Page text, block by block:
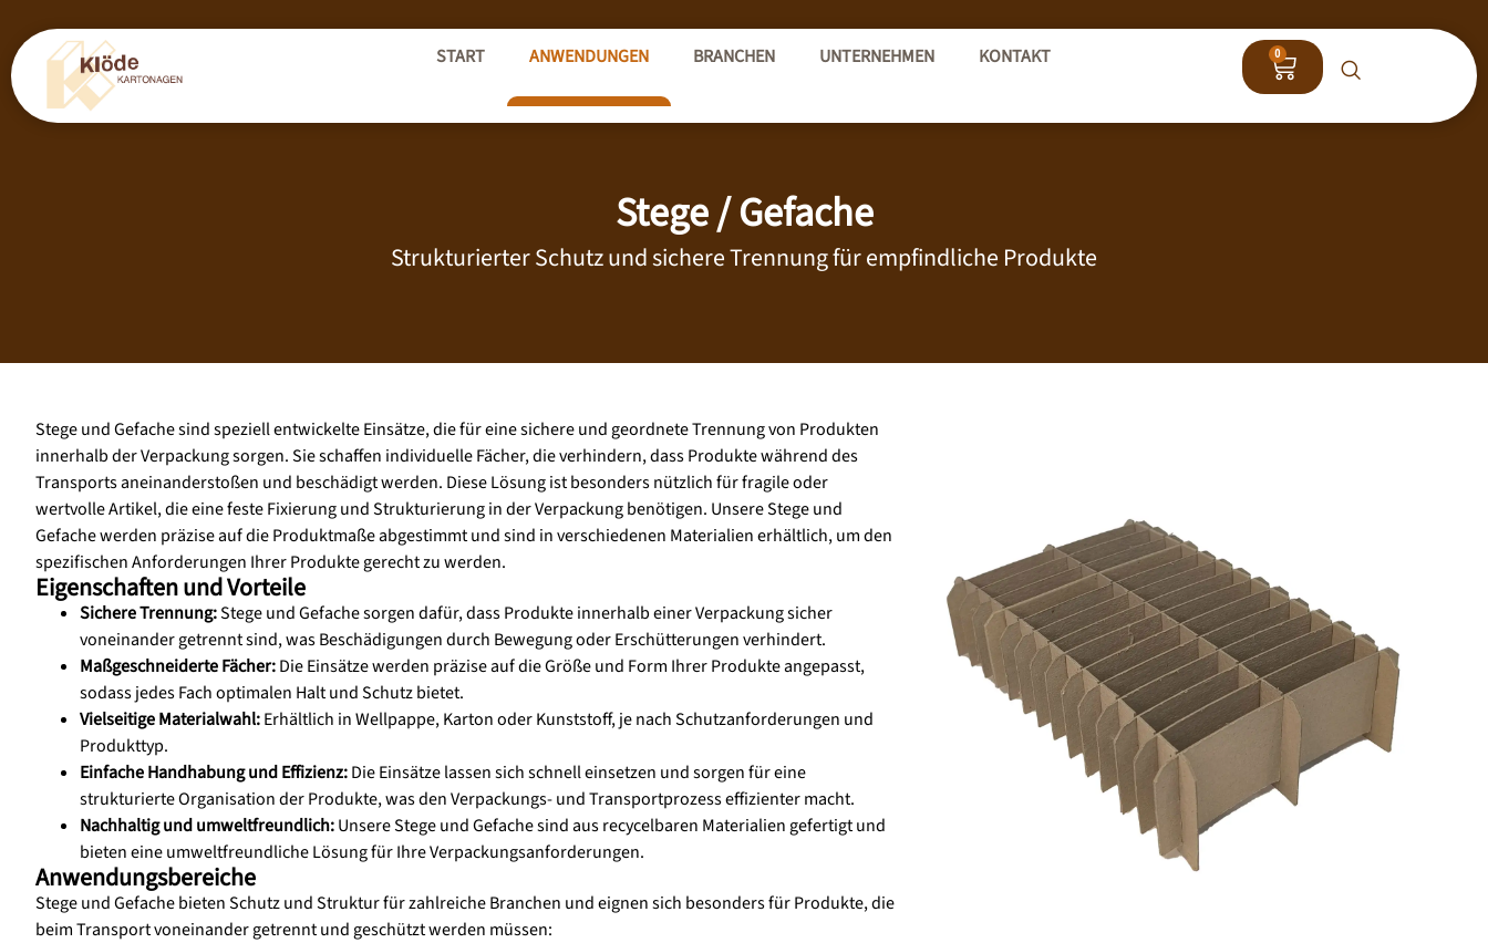
START ANWENDUNGEN BRANCHEN UNTERNEHMEN KONTAKT 0
Stege / Gefache
Strukturierter Schutz und sichere Trennung für empfindliche Produkte
Stege und Gefache sind speziell entwickelte Einsätze, die für eine sichere und geordnete Trennung von Produkten
innerhalb der Verpackung sorgen. Sie schaffen individuelle Fächer, die verhindern, dass Produkte während des
Transports aneinanderstoßen und beschädigt werden. Diese Lösung ist besonders nützlich für fragile oder
wertvolle Artikel, die eine feste Fixierung und Strukturierung in der Verpackung benötigen. Unsere Stege und
Gefache werden präzise auf die Produktmaße abgestimmt und sind in verschiedenen Materialien erhältlich, um den
spezifischen Anforderungen Ihrer Produkte gerecht zu werden.
Eigenschaften und Vorteile
Sichere Trennung:Stege und Gefache sorgen dafür, dass Produkte innerhalb einer Verpackung sicher
voneinander getrennt sind, was Beschädigungen durch Bewegung oder Erschütterungen verhindert.
Maßgeschneiderte Fächer:Die Einsätze werden präzise auf die Größe und Form Ihrer Produkte angepasst,
sodass jedes Fach optimalen Halt und Schutz bietet.
Vielseitige Materialwahl:Erhältlich in Wellpappe, Karton oder Kunststoff, je nach Schutzanforderungen und
Produkttyp.
Einfache Handhabung und Effizienz:Die Einsätze lassen sich schnell einsetzen und sorgen für eine
strukturierte Organisation der Produkte, was den Verpackungs- und Transportprozess effizienter macht.
Nachhaltig und umweltfreundlich:Unsere Stege und Gefache sind aus recycelbaren Materialien gefertigt und
bieten eine umweltfreundliche Lösung für Ihre Verpackungsanforderungen.
Anwendungsbereiche
Stege und Gefache bieten Schutz und Struktur für zahlreiche Branchen und eignen sich besonders für Produkte, die
beim Transport voneinander getrennt und geschützt werden müssen: